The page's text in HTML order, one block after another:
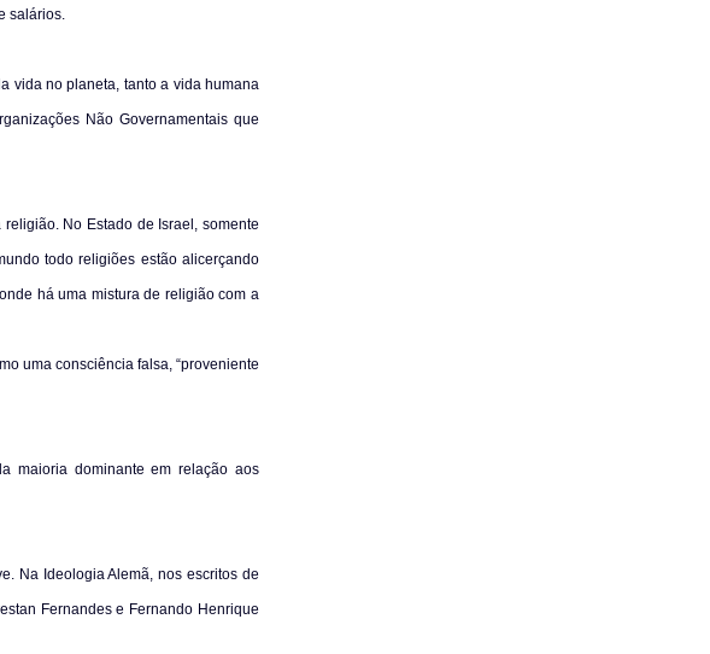
salários.
vida no planeta, tanto a vida humana
Não Governamentais que
No Estado de Israel, somente
todo religiões estão alicerçando
há uma mistura de religião com a
uma consciência falsa, “proveniente
maioria dominante em relação aos
Na Ideologia Alemã, nos escritos de
Fernandes e Fernando Henrique